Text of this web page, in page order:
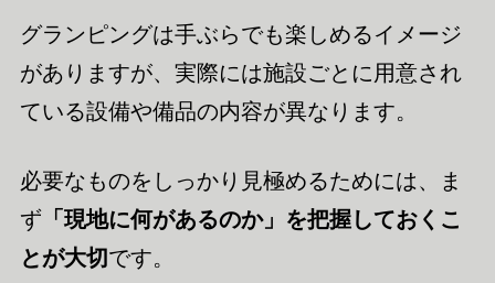
グランピングは手ぶらでも楽しめるイメージ
がありますが、実際には施設ごとに用意され
ている設備や備品の内容が異なります。
必要なものをしっかり見極めるためには、ま
ず「現地に何があるのか」を把握しておくこ
とが大切です。